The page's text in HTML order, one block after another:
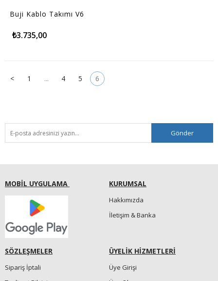
Buji Kablo Takımı V6
₺3.735,00
< 1 ... 4 5 6
Gönder
MOBİL UYGULAMA KURUMSAL
Hakkımızda
İletişim & Banka
SÖZLEŞMELER
Sipariş İptali
ÜYELİK HİZMETLERİ
Üye Girişi